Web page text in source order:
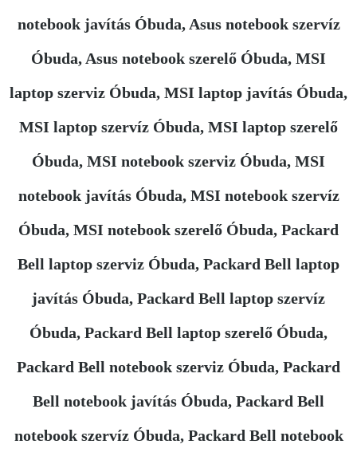
notebook javítás Óbuda, Asus notebook szervíz
Óbuda, Asus notebook szerelő Óbuda, MSI
laptop szerviz Óbuda, MSI laptop javítás Óbuda,
MSI laptop szervíz Óbuda, MSI laptop szerelő
Óbuda, MSI notebook szerviz Óbuda, MSI
notebook javítás Óbuda, MSI notebook szervíz
Óbuda, MSI notebook szerelő Óbuda, Packard
Bell laptop szerviz Óbuda, Packard Bell laptop
javítás Óbuda, Packard Bell laptop szervíz
Óbuda, Packard Bell laptop szerelő Óbuda,
Packard Bell notebook szerviz Óbuda, Packard
Bell notebook javítás Óbuda, Packard Bell
notebook szervíz Óbuda, Packard Bell notebook